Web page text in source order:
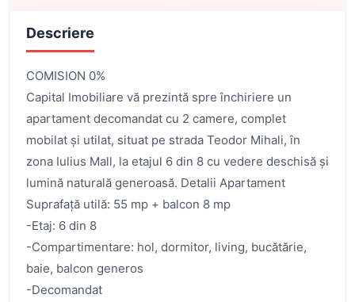
Descriere
COMISION 0%
Capital Imobiliare vă prezintă spre închiriere un
apartament decomandat cu 2 camere, complet
mobilat și utilat, situat pe strada Teodor Mihali, în
zona Iulius Mall, la etajul 6 din 8 cu vedere deschisă și
lumină naturală generoasă. Detalii Apartament
Suprafață utilă: 55 mp + balcon 8 mp
-Etaj: 6 din 8
-Compartimentare: hol, dormitor, living, bucătărie,
baie, balcon generos
-Decomandat